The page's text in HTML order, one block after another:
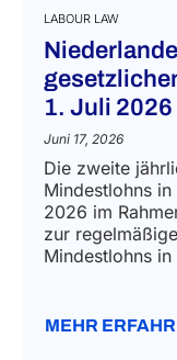
LABOUR LAW
1. Juli 2026
Juni 17, 2026
Die zweite
Mindestlohns
2026 im
zur
Mindestlohns
MEHR